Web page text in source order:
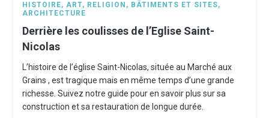
HISTOIRE, ART, RELIGION , BÂTIMENTS ET SITES,
ARCHITECTURE
Derrière les coulisses de l’Eglise Saint-
Nicolas
L’histoire de l’église Saint-Nicolas, située au Marché aux
Grains , est tragique mais en même temps d’une grande
richesse. Suivez notre guide pour en savoir plus sur sa
construction et sa restauration de longue durée.